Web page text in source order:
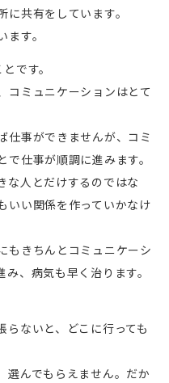
共有をしています。
す。
です。
コミュニケーションはとて
仕事ができませんが、コミ
仕事が順調に進みます。
な人とだけするのではな
いい関係を作っていかなけ
もきちんとコミュニケーシ
、病気も早く治ります。
らないと、どこに行っても
選んでもらえません。だか